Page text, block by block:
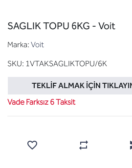
SAGLIK TOPU 6KG - Voit
Marka: Voit
SKU: 1VTAKSAGLIKTOPU/6K
TEKLIF ALMAK İÇIN
Vade Farksız 6 Taksit
Karşılaştırma